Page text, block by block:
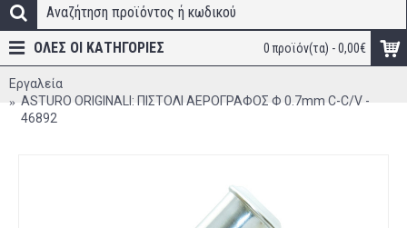
0 προϊόν(τα) - 0,00€
ΟΛΕΣ ΟΙ ΚΑΤΗΓΟΡΊΕΣ
Εργαλεία
ASTURO ORIGINALI: ΠΙΣΤΟΛΙ ΑΕΡΟΓΡΑΦΟΣ Φ 0.7mm C-C/V -
46892